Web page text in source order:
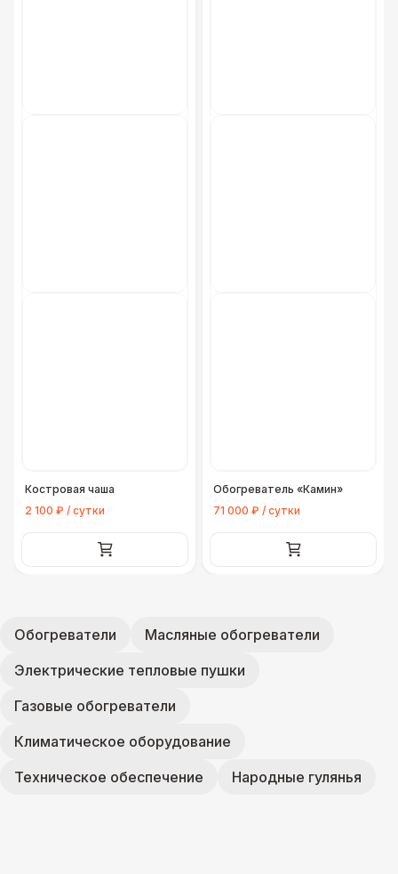
Костровая чаша
2 100 ₽ / сутки
Обогреватель «Камин»
71 000 ₽ / сутки
Обогреватели
Масляные обогреватели
Электрические тепловые пушки
Газовые обогреватели
Климатическое оборудование
Техническое обеспечение
Народные гулянья